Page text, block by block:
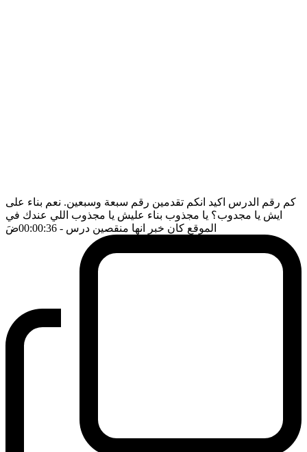
كم رقم الدرس اكيد انكم تقدمين رقم سبعة وسبعين. نعم بناء على
ايش يا مجدوب؟ يا مجذوب بناء عليش يا مجذوب اللي عندك في
الموقع كان خبر انها منقصين درس - 00:00:36 ضَ